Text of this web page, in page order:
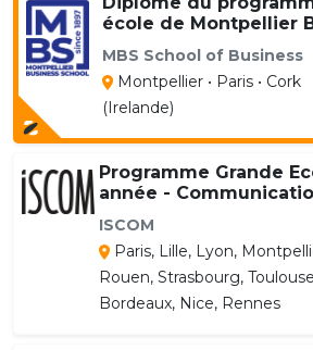
école de Montpellier
MBS School of Business
Montpellier • Paris • Cork
(Irelande)
Programme Grande
année -
ISCOM
Paris, Lille, Lyon,
Rouen, Strasbourg,
Bordeaux, Nice, Rennes